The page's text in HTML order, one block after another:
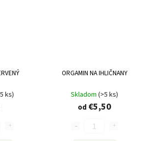
ks)
ORGAMIN NA IHLIČNANY
Skladom (>5 ks)
od €5,50